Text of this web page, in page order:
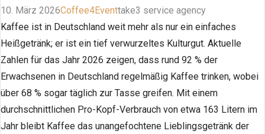
10. März 2026Coffee4Eventtake3 service agency
Kaffee ist in Deutschland weit mehr als nur ein einfaches
Heißgetränk; er ist ein tief verwurzeltes Kulturgut. Aktuelle
Zahlen für das Jahr 2026 zeigen, dass rund 92 % der
Erwachsenen in Deutschland regelmäßig Kaffee trinken, wobei
über 68 % sogar täglich zur Tasse greifen. Mit einem
durchschnittlichen Pro-Kopf-Verbrauch von etwa 163 Litern im
Jahr bleibt Kaffee das unangefochtene Lieblingsgetränk der